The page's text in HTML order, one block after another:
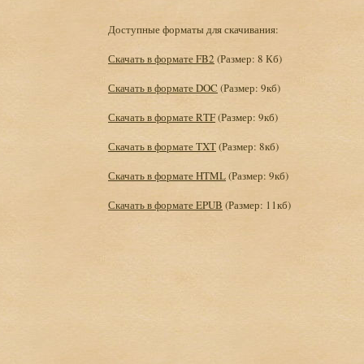
Доступные форматы для скачивания:
Скачать в формате FB2 (Размер: 8 Кб)
Скачать в формате DOC (Размер: 9кб)
Скачать в формате RTF(Размер: 9кб)
Скачать в формате TXT(Размер: 8кб)
Скачать в формате HTML(Размер: 9кб)
Скачать в формате EPUB (Размер: 11кб)